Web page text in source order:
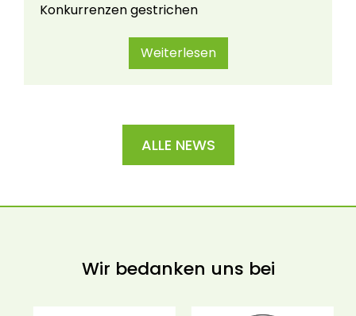
Konkurrenzen gestrichen
Weiterlesen
ALLE NEWS
Wir bedanken uns bei